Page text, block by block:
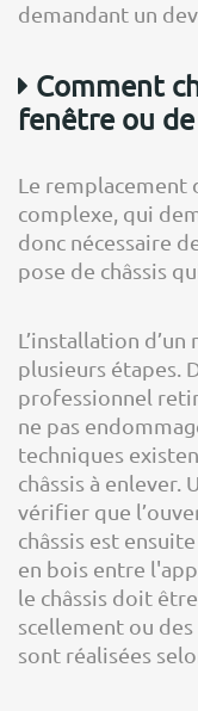
demandant un
Comment
fenêtre ou
Le remplacement
complexe, qui
donc nécessaire
pose de châssis
L’installation
plusieurs étapes.
professionnel
ne pas
techniques
châssis à enlever.
vérifier que
châssis est
en bois entre
le châssis doit
scellement ou
sont réalisées